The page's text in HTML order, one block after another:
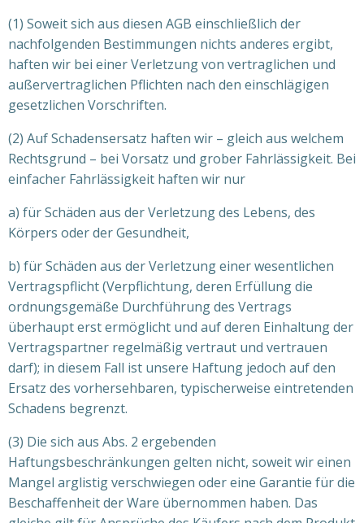
(1) Soweit sich aus diesen AGB einschließlich der
nachfolgenden Bestimmungen nichts anderes ergibt,
haften wir bei einer Verletzung von vertraglichen und
außervertraglichen Pflichten nach den einschlägigen
gesetzlichen Vorschriften.
(2) Auf Schadensersatz haften wir – gleich aus welchem
Rechtsgrund – bei Vorsatz und grober Fahrlässigkeit. Bei
einfacher Fahrlässigkeit haften wir nur
a) für Schäden aus der Verletzung des Lebens, des
Körpers oder der Gesundheit,
b) für Schäden aus der Verletzung einer wesentlichen
Vertragspflicht (Verpflichtung, deren Erfüllung die
ordnungsgemäße Durchführung des Vertrags
überhaupt erst ermöglicht und auf deren Einhaltung der
Vertragspartner regelmäßig vertraut und vertrauen
darf); in diesem Fall ist unsere Haftung jedoch auf den
Ersatz des vorhersehbaren, typischerweise eintretenden
Schadens begrenzt.
(3) Die sich aus Abs. 2 ergebenden
Haftungsbeschränkungen gelten nicht, soweit wir einen
Mangel arglistig verschwiegen oder eine Garantie für die
Beschaffenheit der Ware übernommen haben. Das